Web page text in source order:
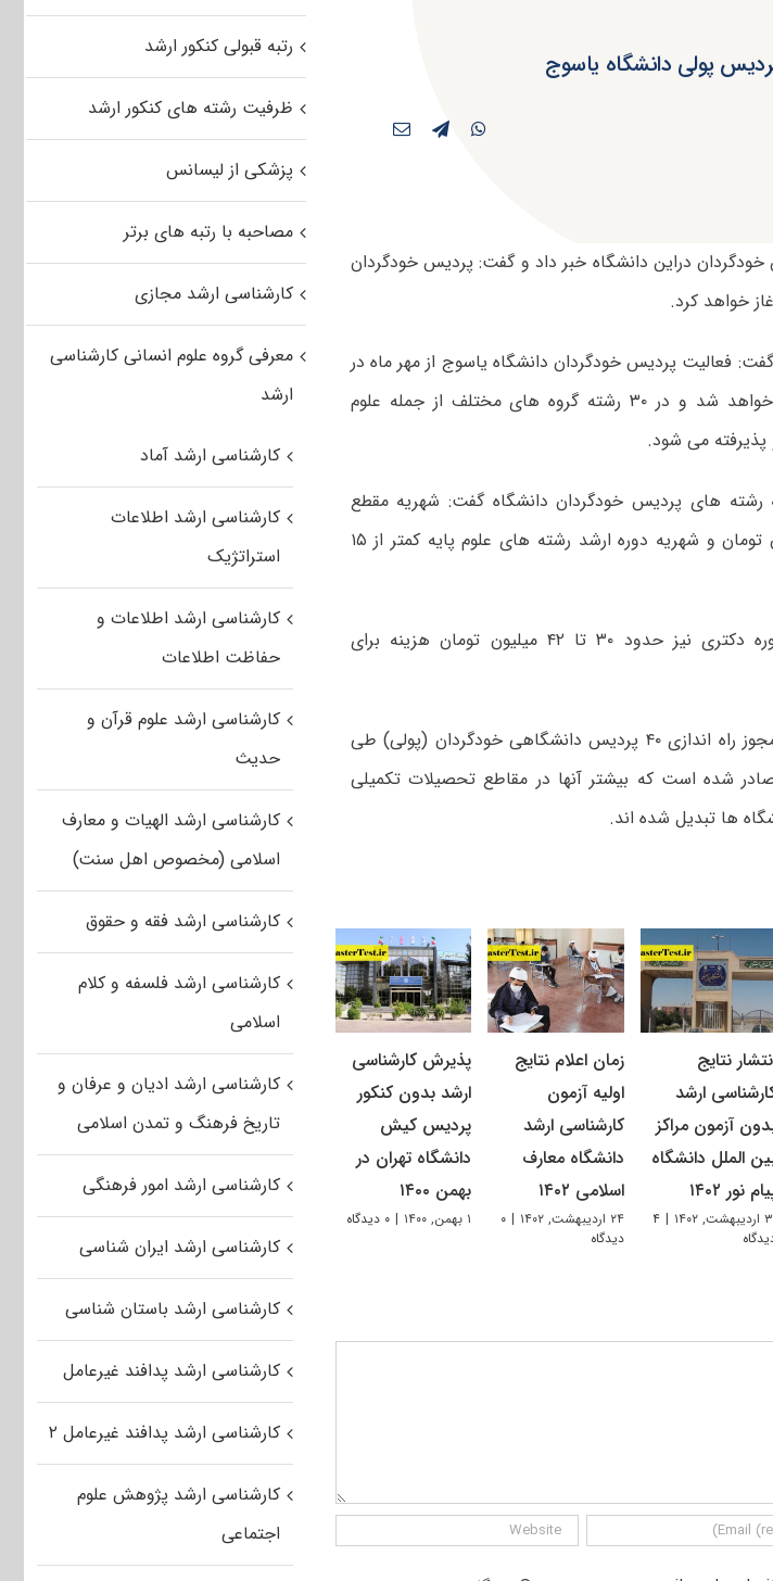
پولی دانشگاه یاسوج
خودگردان دراین دانشگاه خبر داد و گفت: پردیس خودگردان
خواهد کرد.
گفت: فعالیت پردیس خودگردان دانشگاه یاسوج از مهر ماه در
دو مقطع کارشناسی ارشد و دکتری آغاز خواهد شد و در ۳۰ رشته گروه های مختلف از جمله علوم
پذیرفته می شود.
رشته های پردیس خودگردان دانشگاه گفت: شهریه مقطع
کارشناسی علوم انسانی حدود ۱۰.۵ میلیون تومان و شهریه دوره ارشد رشته های علوم پایه کمتر از ۱۵
وی اضافه کرد: شهریه رشته های در دوره دکتری نیز حدود ۳۰ تا ۴۲ میلیون تومان هزینه برای
به گرزارش مهر، براساس آمارهای موجود مجوز راه اندازی ۴۰ پردیس دانشگاهی خودگردان (پولی) طی
شده است که بیشتر آنها در مقاطع تحصیلات تکمیلی
ها تبدیل شده اند.
نتایج
ارشد
آزمون مراکز
الملل دانشگاه
نور ۱۴۰۲
۱۴۰۲ | ۴
زمان اعلام نتایج
اولیه آزمون
کارشناسی ارشد
دانشگاه معارف
اسلامی ۱۴۰۲
۲۴ اردیبهشت, ۱۴۰۲ | ۰
دیدگاه
پذیرش کارشناسی
ارشد بدون کنکور
پردیس کیش
دانشگاه تهران در
بهمن ۱۴۰۰
۱ بهمن, ۱۴۰۰ | ۰ دیدگاه
رتبه قبولی کنکور ارشد
ظرفیت رشته های کنکور ارشد
پزشکی از لیسانس
مصاحبه با رتبه های برتر
کارشناسی ارشد مجازی
معرفی گروه علوم انسانی کارشناسی
ارشد
کارشناسی ارشد آماد
کارشناسی ارشد اطلاعات
استراتژیک
کارشناسی ارشد اطلاعات و
حفاظت اطلاعات
کارشناسی ارشد علوم قرآن و
حدیث
کارشناسی ارشد الهیات و معارف
اسلامی (مخصوص اهل سنت)
کارشناسی ارشد فقه و حقوق
کارشناسی ارشد فلسفه و کلام
اسلامی
کارشناسی ارشد ادیان و عرفان و
تاریخ فرهنگ و تمدن اسلامی
کارشناسی ارشد امور فرهنگی
کارشناسی ارشد ایران شناسی
کارشناسی ارشد باستان شناسی
کارشناسی ارشد پدافند غیرعامل
کارشناسی ارشد پدافند غیرعامل ۲
کارشناسی ارشد پژوهش علوم
اجتماعی